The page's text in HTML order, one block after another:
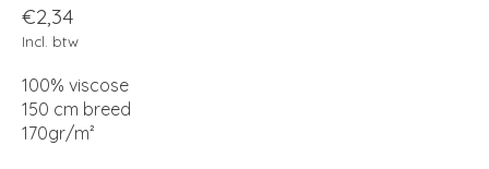
€2,34
Incl. btw
100% viscose
150 cm breed
170gr/m²